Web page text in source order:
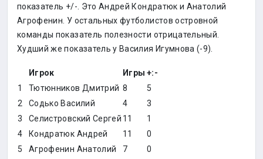
показатель +/-. Это Андрей Кондратюк и Анатолий
Агрофенин. У остальных футболистов островной
команды показатель полезности отрицательный.
Худший же показатель у Василия Игумнова (-9).
Игрок Игры +:-
1
Тютюнников Дмитрий 8
5
2
Содько Василий 4
3
3
Селистровский Сергей 11
1
4
Кондратюк Андрей 11
0
5
Агрофенин Анатолий 7
0